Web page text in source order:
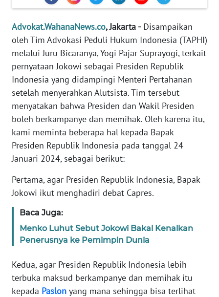
Advokat.WahanaNews.co, Jakarta -Disampaikan
oleh Tim Advokasi Peduli Hukum Indonesia (TAPHI)
melalui Juru Bicaranya, Yogi Pajar Suprayogi, terkait
pernyataan Jokowi sebagai Presiden Republik
Indonesia yang didampingi Menteri Pertahanan
setelah menyerahkan Alutsista. Tim tersebut
menyatakan bahwa Presiden dan Wakil Presiden
boleh berkampanye dan memihak. Oleh karena itu,
kami meminta beberapa hal kepada Bapak
Presiden Republik Indonesia pada tanggal 24
Januari 2024, sebagai berikut:
Pertama, agar Presiden Republik Indonesia, Bapak
Jokowi ikut menghadiri debat Capres.
Baca Juga:
Menko Luhut Sebut Jokowi Bakal Kenalkan
Penerusnya ke Pemimpin Dunia
Kedua, agar Presiden Republik Indonesia lebih
terbuka maksud berkampanye dan memihak itu
kepada Paslon yang mana sehingga bisa terlihat
PERAPKI
WALINKI
Informasi
INDEKS
BERITA
KONTAK
KAMI
IKLAN
KAMI
PEDOMAN
SIBER
REDAKSI